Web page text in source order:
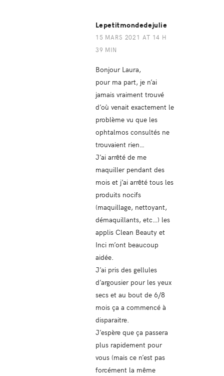
Lepetitmondedejulie
15 MARS 2021 AT 14 H
39 MIN
Bonjour Laura,
pour ma part, je n’ai
jamais vraiment trouvé
d’où venait exactement le
problème vu que les
ophtalmos consultés ne
trouvaient rien…
J’ai arrêté de me
maquiller pendant des
mois et j’ai arrêté tous les
produits nocifs
(maquillage, nettoyant,
démaquillants, etc…) les
applis Clean Beauty et
Inci m’ont beaucoup
aidée.
J’ai pris des gellules
d’argousier pour les yeux
secs et au bout de 6/8
mois ça a commencé à
disparaitre.
J’espère que ça passera
plus rapidement pour
vous (mais ce n’est pas
forcément la même